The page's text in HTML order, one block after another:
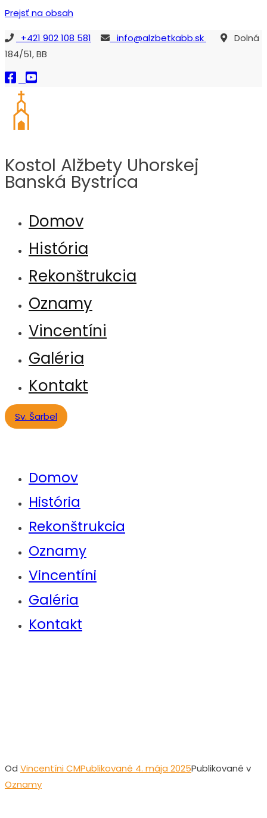
Prejsť na obsah
+421 902 108 581
info@alzbetkabb.sk
Dolná
184/51, BB
Kostol sv. Alžbety Uhorskej Banská Bystrica
Kostol Alžbety Uhorskej
Banská Bystrica
Domov
História
Rekonštrukcia
Oznamy
Vincentíni
Galéria
Kontakt
Sv. Šarbel
Domov
História
Rekonštrukcia
Oznamy
Vincentíni
Galéria
Kontakt
Od Vincentíni CMPublikované 4. mája 2025Publikované v
Oznamy